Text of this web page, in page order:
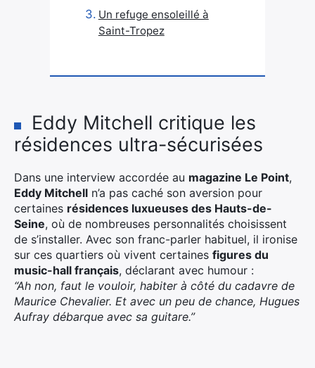
Un refuge ensoleillé à
Saint-Tropez
Eddy Mitchell critique les
résidences ultra-sécurisées
Dans une interview accordée au magazine Le Point,
Eddy Mitchell n’a pas caché son aversion pour
certaines résidences luxueuses des Hauts-de-
Seine, où de nombreuses personnalités choisissent
de s’installer. Avec son franc-parler habituel, il ironise
sur ces quartiers où vivent certaines figures du
music-hall français, déclarant avec humour :
“Ah non, faut le vouloir, habiter à côté du cadavre de
Maurice Chevalier. Et avec un peu de chance, Hugues
Aufray débarque avec sa guitare.”